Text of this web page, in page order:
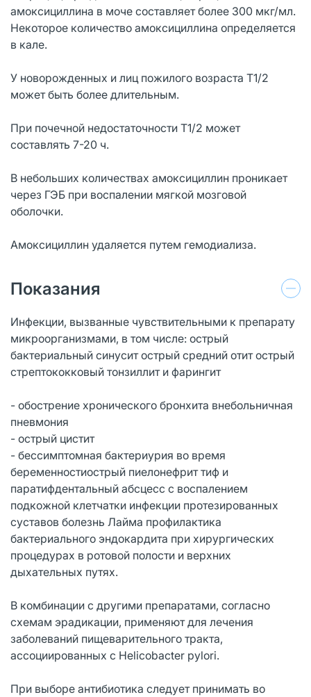
амоксициллина в моче составляет более 300 мкг/мл.
Некоторое количество амоксициллина определяется
в кале.
У новорожденных и лиц пожилого возраста T1/2
может быть более длительным.
При почечной недостаточности T1/2 может
составлять 7-20 ч.
В небольших количествах амоксициллин проникает
через ГЭБ при воспалении мягкой мозговой
оболочки.
Амоксициллин удаляется путем гемодиализа.
Показания
Инфекции, вызванные чувствительными к препарату
микроорганизмами, в том числе: острый
бактериальный синусит острый средний отит острый
стрептококковый тонзиллит и фарингит
- обострение хронического бронхита внебольничная
пневмония
- острый цистит
- бессимптомная бактериурия во время
беременностиострый пиелонефрит тиф и
паратифдентальный абсцесс с воспалением
подкожной клетчатки инфекции протезированных
суставов болезнь Лайма профилактика
бактериального эндокардита при хирургических
процедурах в ротовой полости и верхних
дыхательных путях.
В комбинации с другими препаратами, согласно
схемам эрадикации, применяют для лечения
заболеваний пищеварительного тракта,
ассоциированных с Helicobacter pylori.
При выборе антибиотика следует принимать во